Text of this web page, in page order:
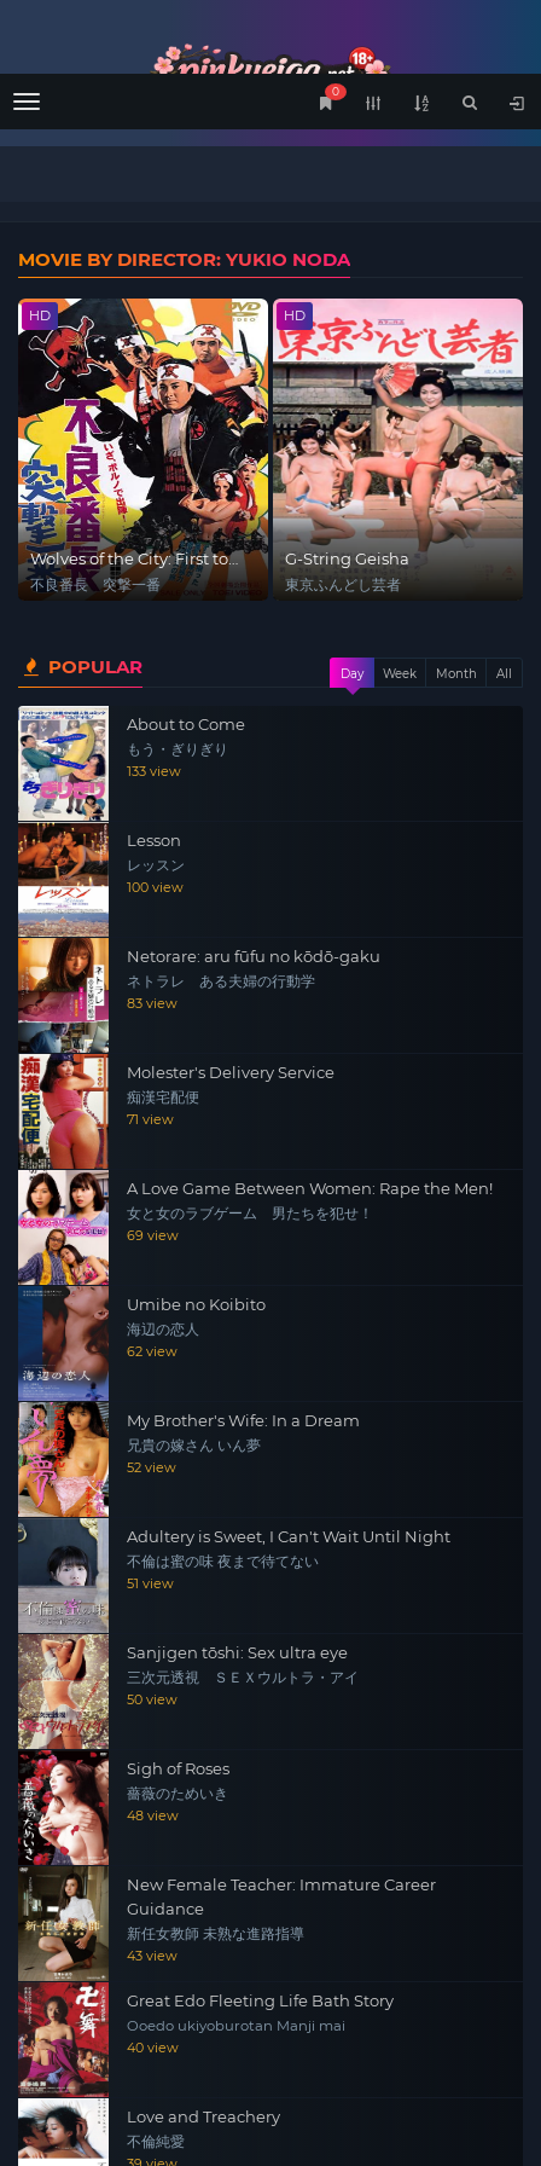
Menu
0
MOVIE BY DIRECTOR: YUKIO NODA
HD
Wolves of the City: First to
Fight
不良番長 突撃一番
HD
G-String Geisha
東京ふんどし芸者
POPULAR Day Week Month All
About to Come
もう・ぎりぎり
133 view
Lesson
レッスン
100 view
Netorare: aru fūfu no kōdō-gaku
ネトラレ ある夫婦の行動学
83 view
Molester's Delivery Service
痴漢宅配便
71 view
A Love Game Between Women: Rape the Men!
女と女のラブゲーム 男たちを犯せ！
69 view
Umibe no Koibito
海辺の恋人
62 view
My Brother's Wife: In a Dream
兄貴の嫁さん いん夢
52 view
Adultery is Sweet, I Can't Wait Until Night
不倫は蜜の味 夜まで待てない
51 view
Sanjigen tōshi: Sex ultra eye
三次元透視 ＳＥＸウルトラ・アイ
50 view
Sigh of Roses
薔薇のためいき
48 view
New Female Teacher: Immature Career
Guidance
新任女教師 未熟な進路指導
43 view
Great Edo Fleeting Life Bath Story
Ooedo ukiyoburotan Manji mai
40 view
Love and Treachery
不倫純愛